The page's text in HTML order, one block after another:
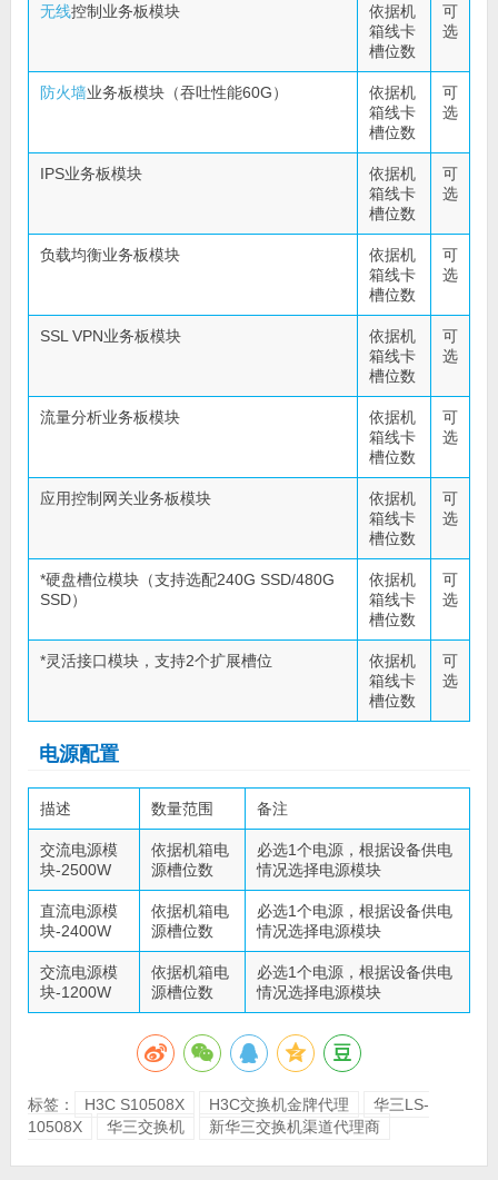
无线控制业务板模块
依据机
箱线卡
槽位数
可
选
防火墙业务板模块（吞吐性能60G）
依据机
箱线卡
槽位数
可
选
IPS业务板模块
依据机
箱线卡
槽位数
可
选
负载均衡业务板模块
依据机
箱线卡
槽位数
可
选
SSL VPN业务板模块
依据机
箱线卡
槽位数
可
选
流量分析业务板模块
依据机
箱线卡
槽位数
可
选
应用控制网关业务板模块
依据机
箱线卡
槽位数
可
选
*硬盘槽位模块（支持选配240G SSD/480G
SSD）
依据机
箱线卡
槽位数
可
选
*灵活接口模块，支持2个扩展槽位
依据机
箱线卡
槽位数
可
选
电源配置
描述 数量范围 备注
交流电源模
块-2500W
依据机箱电
源槽位数
必选1个电源，根据设备供电
情况选择电源模块
直流电源模
块-2400W
依据机箱电
源槽位数
必选1个电源，根据设备供电
情况选择电源模块
交流电源模
块-1200W
依据机箱电
源槽位数
必选1个电源，根据设备供电
情况选择电源模块
标签： H3C S10508X H3C交换机金牌代理
华三LS-
10508X
华三交换机 新华三交换机渠道代理商